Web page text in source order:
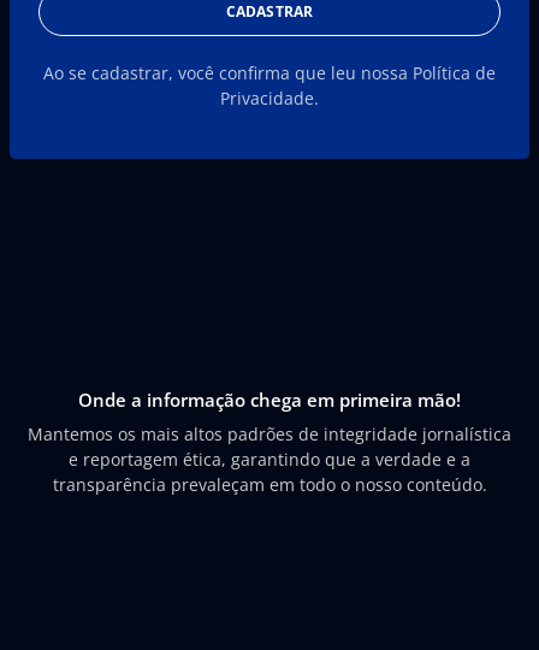
CADASTRAR
Ao se cadastrar, você confirma que leu nossa Política de
Privacidade.
Onde a informação chega em primeira mão!
Mantemos os mais altos padrões de integridade jornalística
e reportagem ética, garantindo que a verdade e a
transparência prevaleçam em todo o nosso conteúdo.